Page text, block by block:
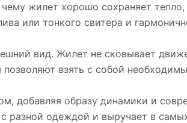
чему жилет хорошо сохраняет
или тонкого свитера и
вид. Жилет не сковывает
взять с собой
добавляя образу динамики и
разной одеждой и выручает в